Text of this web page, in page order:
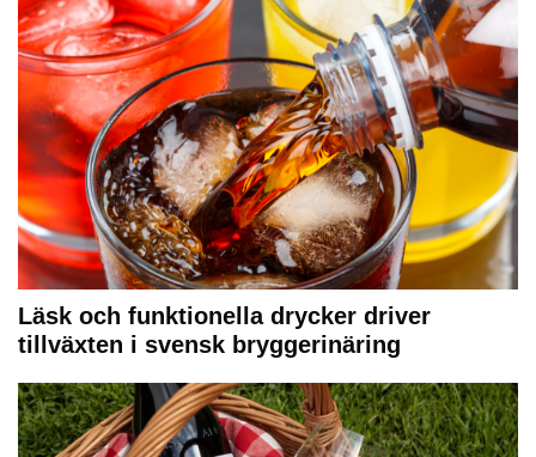
Läsk och funktionella drycker driver
tillväxten i svensk bryggerinäring